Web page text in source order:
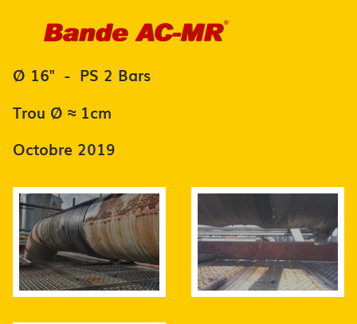
Ø 16" - PS 2 Bars
Trou Ø ≈ 1cm
Octobre 2019